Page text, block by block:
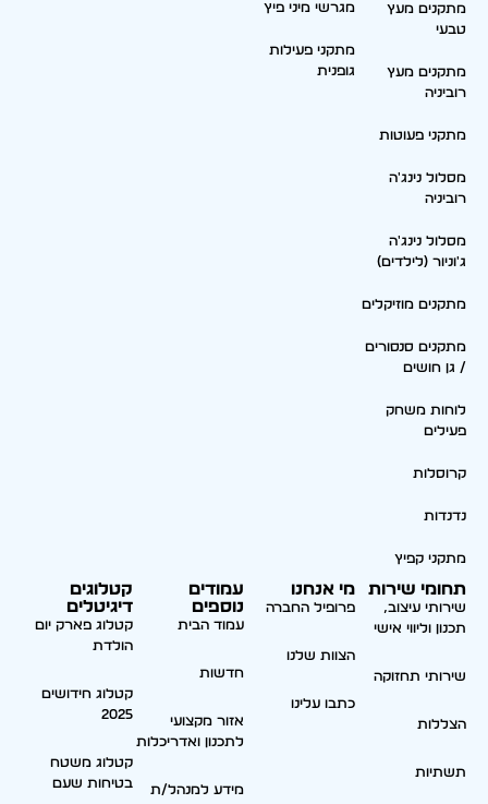
מתקנים מעץ
טבעי
מתקנים מעץ
רוביניה
מתקני פעוטות
מסלול נינג'ה
רוביניה
מסלול נינג'ה
ג'וניור (לילדים)
מתקנים מוזיקלים
מתקנים סנסורים
/ גן חושים
לוחות משחק
פעילים
קרוסלות
נדנדות
מתקני קפיץ
מגרשי מיני פיץ
מתקני פעילות
גופנית
תחומי שירות
שירותי עיצוב,
תכנון וליווי אישי
שירותי תחזוקה
הצללות
תשתיות
מי אנחנו
פרופיל החברה
הצוות שלנו
כתבו עלינו
עמודים
נוספים
עמוד הבית
חדשות
אזור מקצועי
לתכנון ואדריכלות
מידע למנהל/ת
קטלוגים
דיגיטלים
קטלוג פארק יום
הולדת
קטלוג חידושים
2025
קטלוג משטח
בטיחות שעם